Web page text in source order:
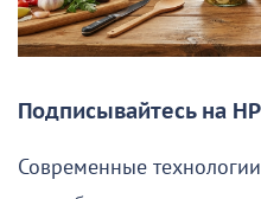
Подписывайтесь на
Современные